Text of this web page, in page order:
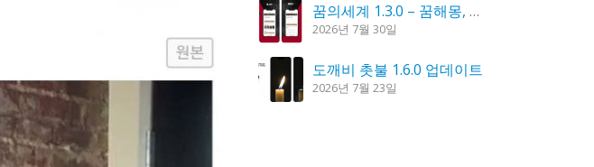
꿈의세계 1.3.0 – 꿈해몽, 꿈풀이
2026년 7월 30일
도깨비 촛불 1.6.0 업데이트
2026년 7월 23일